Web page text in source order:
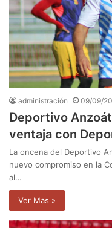
administración 09/09/
Deportivo
ventaja con
La oncena del Deportivo
nuevo compromiso en la
al…
Ver Mas »